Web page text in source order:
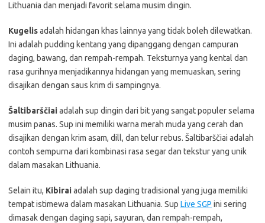
Lithuania dan menjadi favorit selama musim dingin.
Kugelisadalah hidangan khas lainnya yang tidak boleh dilewatkan.
Ini adalah pudding kentang yang dipanggang dengan campuran
daging, bawang, dan rempah-rempah. Teksturnya yang kental dan
rasa gurihnya menjadikannya hidangan yang memuaskan, sering
disajikan dengan saus krim di sampingnya.
Šaltibarščiaiadalah sup dingin dari bit yang sangat populer selama
musim panas. Sup ini memiliki warna merah muda yang cerah dan
disajikan dengan krim asam, dill, dan telur rebus. Šaltibarščiai adalah
contoh sempurna dari kombinasi rasa segar dan tekstur yang unik
dalam masakan Lithuania.
Selain itu, Kibiraiadalah sup daging tradisional yang juga memiliki
tempat istimewa dalam masakan Lithuania. Sup Live SGP ini sering
dimasak dengan daging sapi, sayuran, dan rempah-rempah,